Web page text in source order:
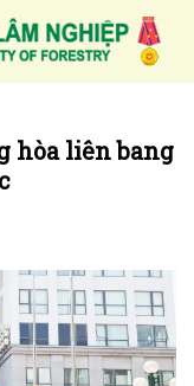
hòa liên bang